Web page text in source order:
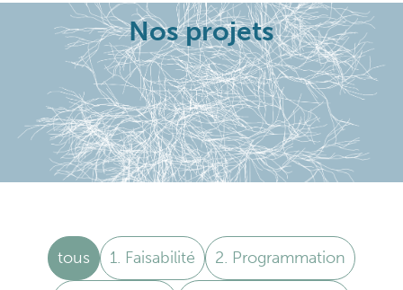
Nos projets
tous 1. Faisabilité 2. Programmation